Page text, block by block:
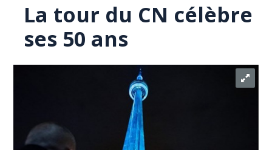
La tour du CN célèbre
ses 50 ans